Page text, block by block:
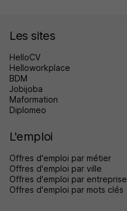
Les sites
HelloCV
Helloworkplace
BDM
Jobijoba
Maformation
Diplomeo
L'emploi
Offres d'emploi par métier
Offres d'emploi par ville
Offres d'emploi par entreprise
Offres d'emploi par mots clés